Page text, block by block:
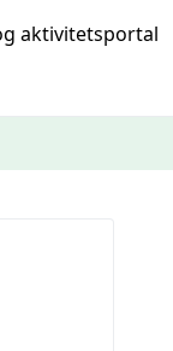
aktivitetsportal